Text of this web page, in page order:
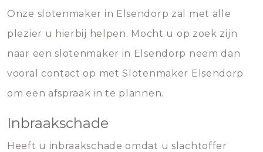
Onze slotenmaker in Elsendorp zal met alle
plezier u hierbij helpen. Mocht u op zoek zijn
naar een slotenmaker in Elsendorp neem dan
vooral contact op met Slotenmaker Elsendorp
om een afspraak in te plannen.
Inbraakschade
Heeft u inbraakschade omdat u slachtoffer